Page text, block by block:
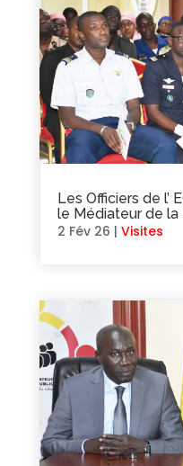
Les Officiers de l’
le Médiateur de la
2 Fév 26 | Visites